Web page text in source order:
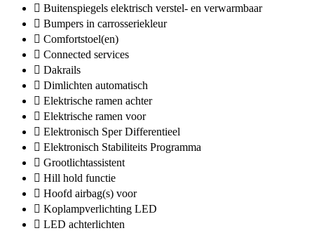
Buitenspiegels elektrisch verstel- en verwarmbaar
Bumpers in carrosseriekleur
Comfortstoel(en)
Connected services
Dakrails
Dimlichten automatisch
Elektrische ramen achter
Elektrische ramen voor
Elektronisch Sper Differentieel
Elektronisch Stabiliteits Programma
Grootlichtassistent
Hill hold functie
Hoofd airbag(s) voor
Koplampverlichting LED
LED achterlichten